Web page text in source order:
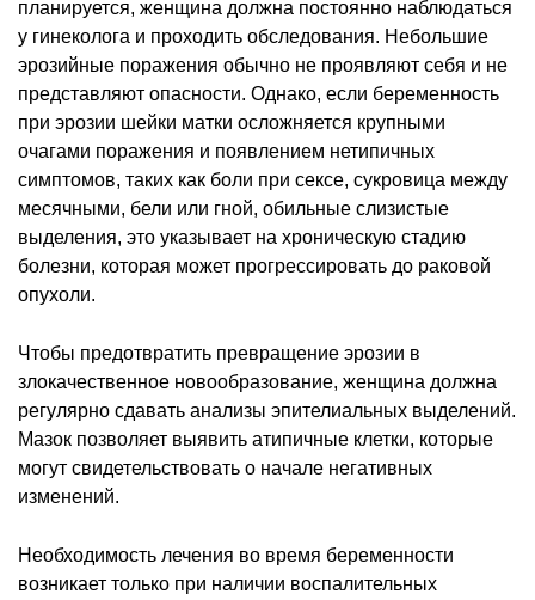
планируется, женщина должна постоянно наблюдаться
у гинеколога и проходить обследования. Небольшие
эрозийные поражения обычно не проявляют себя и не
представляют опасности. Однако, если беременность
при эрозии шейки матки осложняется крупными
очагами поражения и появлением нетипичных
симптомов, таких как боли при сексе, сукровица между
месячными, бели или гной, обильные слизистые
выделения, это указывает на хроническую стадию
болезни, которая может прогрессировать до раковой
опухоли.
Чтобы предотвратить превращение эрозии в
злокачественное новообразование, женщина должна
регулярно сдавать анализы эпителиальных выделений.
Мазок позволяет выявить атипичные клетки, которые
могут свидетельствовать о начале негативных
изменений.
Необходимость лечения во время беременности
возникает только при наличии воспалительных